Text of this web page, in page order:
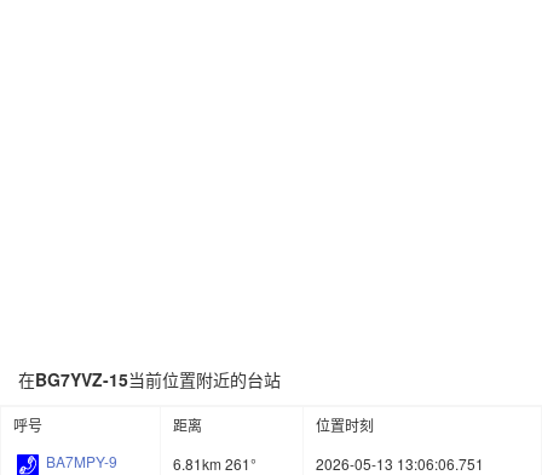
在BG7YVZ-15当前位置附近的台站
呼号 距离
位置时刻
BA7MPY-9
6.81km 261°
2026-05-13 13:06:06.751